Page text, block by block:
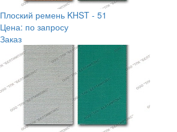
Плоский ремень KHST - 51
Цена: по запросу
Заказ